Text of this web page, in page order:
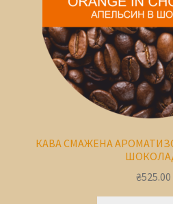
КАВА СМАЖЕНА
₴525.00